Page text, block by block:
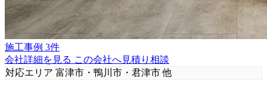
施工事例 3件
会社詳細を見る この会社へ見積り相談
対応エリア 富津市・鴨川市・君津市 他